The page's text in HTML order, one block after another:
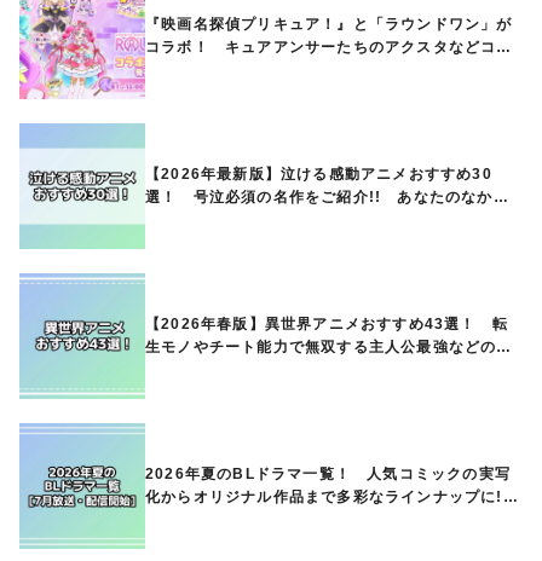
『映画名探偵プリキュア！』と「ラウンドワン」が
コラボ！ キュアアンサーたちのアクスタなどコラ
【2026年最新版】泣ける感動アニメおすすめ30
選！ 号泣必須の名作をご紹介!! あなたのなかの
【2026年春版】異世界アニメおすすめ43選！ 転
生モノやチート能力で無双する主人公最強などの人
2026年夏のBLドラマ一覧！ 人気コミックの実写
化からオリジナル作品まで多彩なラインナップに!!